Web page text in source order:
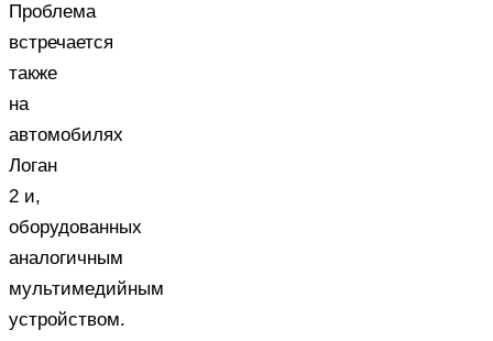
Проблема
встречается
также
на
автомобилях
Логан
2 и,
оборудованных
аналогичным
мультимедийным
устройством.